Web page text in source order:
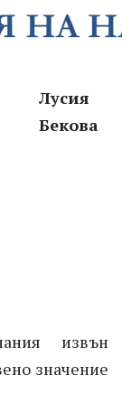
Лусия
Бекова
извън
значение